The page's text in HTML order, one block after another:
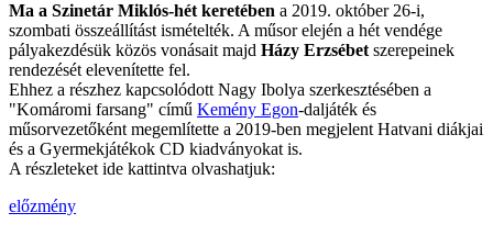
Ma a Szinetár Miklós-hét keretében a 2019. október 26-i,
szombati összeállítást ismételték. A műsor elején a hét vendége
pályakezdésük közös vonásait majd Házy Erzsébet szerepeinek
rendezését elevenítette fel.
Ehhez a részhez kapcsolódott Nagy Ibolya szerkesztésében a
"Komáromi farsang" című Kemény Egon-daljáték és
műsorvezetőként megemlítette a 2019-ben megjelent Hatvani diákjai
és a Gyermekjátékok CD kiadványokat is.
A részleteket ide kattintva olvashatjuk:
előzmény